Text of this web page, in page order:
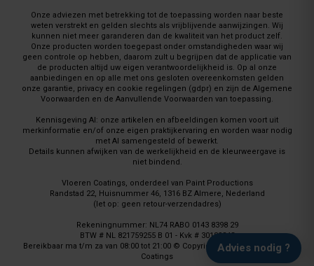
Advies nodig ?
Onze adviezen met betrekking tot de toepassing worden naar beste
weten verstrekt en gelden slechts als vrijblijvende aanwijzingen. Wij
kunnen niet meer garanderen dan de kwaliteit van het product zelf.
Onze producten worden toegepast onder omstandigheden waar wij
geen controle op hebben, daarom zult u begrijpen dat de applicatie van
de producten altijd uw eigen verantwoordelijkheid is. Op al onze
aanbiedingen en op alle met ons gesloten overeenkomsten gelden
onze garantie, privacy en cookie regelingen (gdpr) en zijn de Algemene
Voorwaarden en de Aanvullende Voorwaarden van toepassing.
Kennisgeving AI: onze artikelen en afbeeldingen komen voort uit
merkinformatie en/of onze eigen praktijkervaring en worden waar nodig
met AI samengesteld of bewerkt.
Details kunnen afwijken van de werkelijkheid en de kleurweergave is
niet bindend.
Vloeren Coatings, onderdeel van Paint Productions
Randstad 22, Huisnummer 46, 1316 BZ Almere, Nederland
(let op: geen retour-verzendadres)
Rekeningnummer: NL74 RABO 0143 8398 29
BTW # NL 821759255 B 01 - Kvk # 30189843
Bereikbaar ma t/m za van 08:00 tot 21:00 © Copyright 2008 - 2026 Vloeren
Coatings